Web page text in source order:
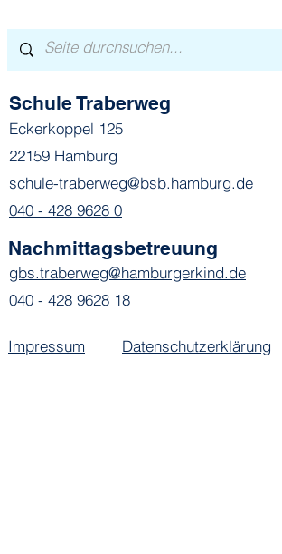
Schule Traberweg
Eckerkoppel 125
22159 Hamburg
schule-traberweg@bsb.hamburg.de
040 - 428 9628 0
Nachmittagsbetreuung
gbs.traberweg@hamburgerkind.de
040 - 428 9628 18
Impressum Datenschutzerklärung